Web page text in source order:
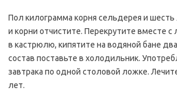
Пол килограмма корня сельдерея и
и корни отчистите. Перекрутите вместе
в кастрюлю, кипятите на водяной бане
состав поставьте в холодильник.
завтрака по одной столовой ложке.
лет.